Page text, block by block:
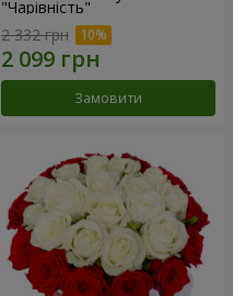
"Чарівність"
2 332 грн
Замовити